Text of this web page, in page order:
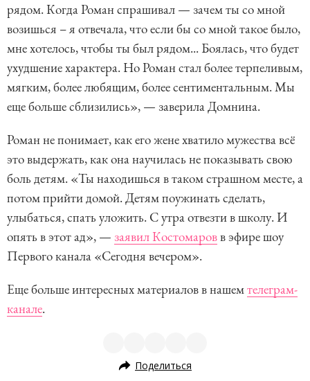
рядом. Когда Роман спрашивал — зачем ты со мной
возишься – я отвечала, что если бы со мной такое было,
мне хотелось, чтобы ты был рядом... Боялась, что будет
ухудшение характера. Но Роман стал более терпеливым,
мягким, более любящим, более сентиментальным. Мы
еще больше сблизились», — заверила Домнина.
Роман не понимает, как его жене хватило мужества всё
это выдержать, как она научилась не показывать свою
боль детям. «Ты находишься в таком страшном месте, а
потом прийти домой. Детям поужинать сделать,
улыбаться, спать уложить. С утра отвезти в школу. И
опять в этот ад», — заявил Костомаровв эфире шоу
Первого канала «Сегодня вечером».
Еще больше интересных материалов в нашемтелеграм-
канале.
Поделиться